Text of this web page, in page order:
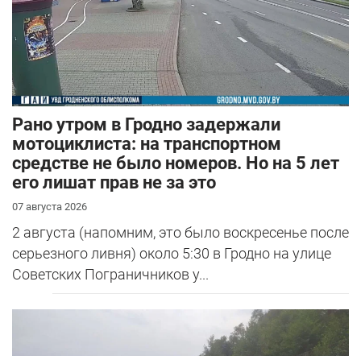
Рано утром в Гродно задержали
мотоциклиста: на транспортном
средстве не было номеров. Но на 5 лет
его лишат прав не за это
07 августа 2026
2 августа (напомним, это было воскресенье после
серьезного ливня) около 5:30 в Гродно на улице
Советских Пограничников у...